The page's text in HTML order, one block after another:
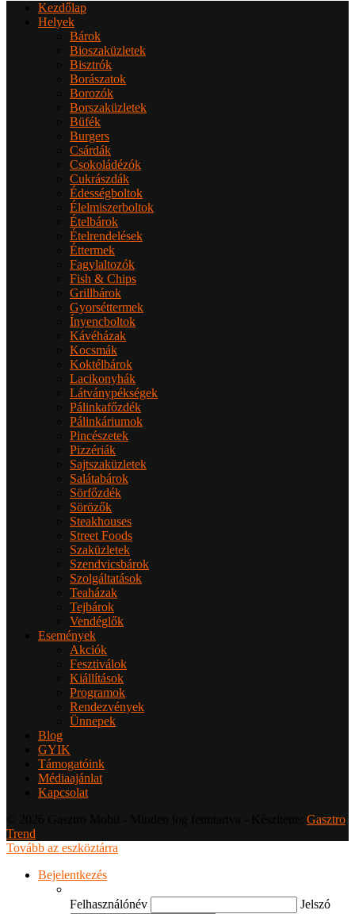
Kezdőlap
Helyek
Bárok
Bioszaküzletek
Bisztrók
Borászatok
Borozók
Borszaküzletek
Büfék
Burgers
Csárdák
Csokoládézók
Cukrászdák
Édességboltok
Élelmiszerboltok
Ételbárok
Ételrendelések
Éttermek
Fagylaltozók
Fish & Chips
Grillbárok
Gyorséttermek
Ínyencboltok
Kávéházak
Kocsmák
Koktélbárok
Lacikonyhák
Látványpékségek
Pálinkafőzdék
Pálinkáriumok
Pincészetek
Pizzériák
Sajtszaküzletek
Salátabárok
Sörfőzdék
Sörözők
Steakhouses
Street Foods
Szaküzletek
Szendvicsbárok
Szolgáltatások
Teaházak
Tejbárok
Vendéglők
Események
Akciók
Fesztiválok
Kiállítások
Programok
Rendezvények
Ünnepek
Blog
GYIK
Támogatóink
Médiaajánlat
Kapcsolat
Gasztro
Trend
Tovább az eszköztárra
Bejelentkezés
Felhasználónév Jelszó